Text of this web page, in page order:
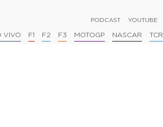
PODCAST YOUTUBE
VIVO F1 F2 F3 MOTOGP NASCAR TCR